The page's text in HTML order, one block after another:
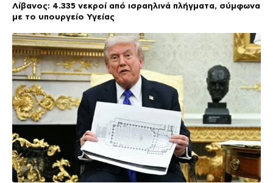
Λίβανος: 4.335 νεκροί από ισραηλινά πλήγματα, σύμφωνα
με το υπουργείο Υγείας